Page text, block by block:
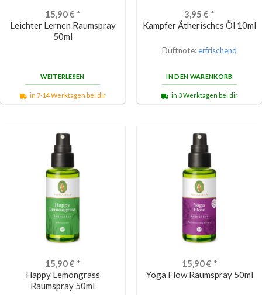
15,90€ *
Leichter Lernen Raumspray
50ml
WEITERLESEN
in 7-14 Werktagen bei dir
3,95 € *
Kampfer Ätherisches Öl 10ml
Duftnote:erfrischend
IN DEN WARENKORB
in 3 Werktagen bei dir
15,90€ *
Happy Lemongrass
Raumspray 50ml
15,90€ *
Yoga Flow Raumspray 50ml